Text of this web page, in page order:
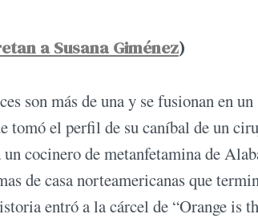
a Susana Giménez)
son más de una y se fusionan en un
tomó el perfil de su caníbal de un
cocinero de metanfetamina de
de casa norteamericanas que
entró a la cárcel de “Orange is